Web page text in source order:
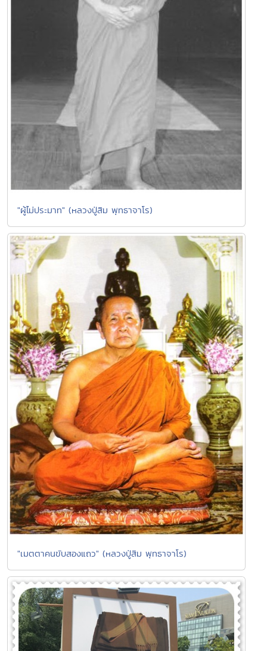
"ผู้ไม่ประมาท" (หลวงปู่สิม พุทธาจาโร)
"เมตตาคนขับสองแถว" (หลวงปู่สิม พุทธาจาโร)